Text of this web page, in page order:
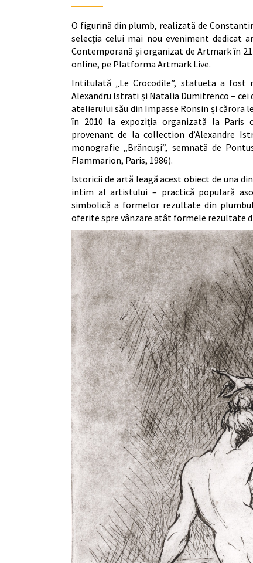
O figurină din plumb, realizată de
selecția celui mai nou eveniment dedicat
Contemporană și organizat de Artmark în
online, pe Platforma Artmark Live.
Intitulată „Le Crocodile”, statueta a
Alexandru Istrati și Natalia Dumitrenco –
atelierului său din Impasse Ronsin și cărora
în 2010 la expoziția organizată la Paris
provenant de la collection d’Alexandre
monografie „Brâncuși”, semnată de
Flammarion, Paris, 1986).
Istoricii de artă leagă acest obiect de una
intim al artistului – practică populară
simbolică a formelor rezultate din
oferite spre vânzare atât formele rezultate